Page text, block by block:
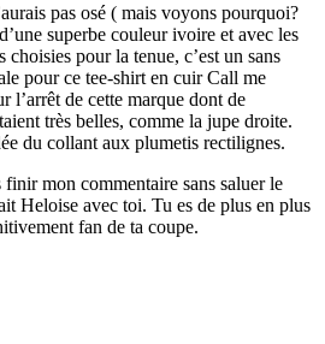
pas osé ( mais voyons pourquoi?
superbe couleur ivoire et avec les
choisies pour la tenue, c’est un sans
pour ce tee-shirt en cuir Call me
l’arrêt de cette marque dont de
très belles, comme la jupe droite.
du collant aux plumetis rectilignes.
mon commentaire sans saluer le
Heloise avec toi. Tu es de plus en plus
fan de ta coupe.